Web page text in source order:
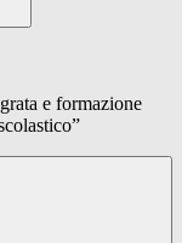
e formazione